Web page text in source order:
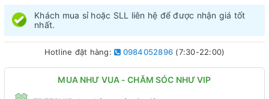
Khách mua sỉ hoặc SLL liên hệ để được nhận giá tốt
nhất.
Hotline đặt hàng: 0984052896 (7:30-22:00)
MUA NHƯ VUA - CHĂM SÓC NHƯ VIP